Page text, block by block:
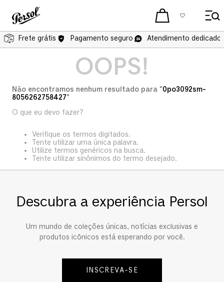
Frete grátis Pagamento seguro Atendimento dedicado
OOPS!
Não encontramos nenhum resultado para "0po3092sm-
8056262758427"
O que eu devo fazer?
Verifique os termos digitados.
Tente utilizar uma única palavra.
Utilize termos genéricos na busca.
Tente utilizar sinônimos do termo desejado.
Descubra a experiência Persol
Um mundo de coleções únicas, notícias exclusivas e
produtos icônicos está esperando por você.
INSCREVA-SE